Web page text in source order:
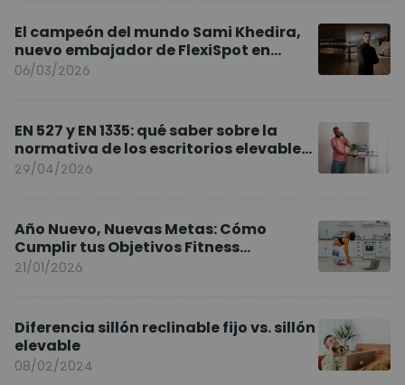
El campeón del mundo Sami Khedira,
nuevo embajador de FlexiSpot en
Europa
06/03/2026
EN 527 y EN 1335: qué saber sobre la
normativa de los escritorios elevables
y sillas ergonómicas
29/04/2026
Año Nuevo, Nuevas Metas: Cómo
Cumplir tus Objetivos Fitness
Entrenando en Casa
21/01/2026
Diferencia sillón reclinable fijo vs. sillón
elevable
08/02/2024